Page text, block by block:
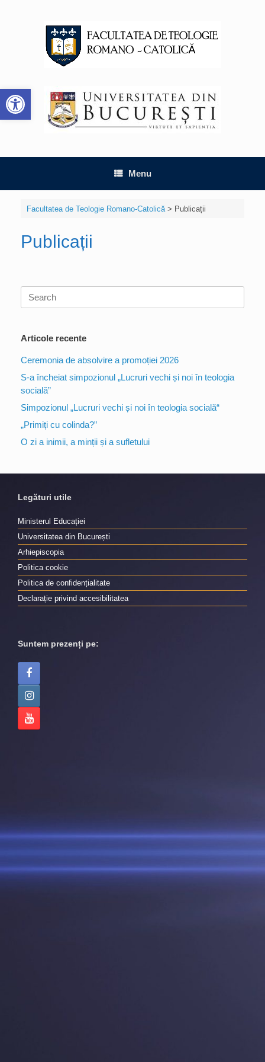
Deschide bara de unelte
Menu
Facultatea de Teologie Romano-Catolică> Publicații
Publicații
Search
for:
Articole recente
Ceremonia de absolvire a promoției 2026
S-a încheiat simpozionul „Lucruri vechi și noi în teologia
socială”
Simpozionul „Lucruri vechi și noi în teologia socială“
„Primiți cu colinda?”
O zi a inimii, a minții și a sufletului
Legături utile
Ministerul Educației
Universitatea din București
Arhiepiscopia
Politica cookie
Politica de confidențialitate
Declarație privind accesibilitatea
Suntem prezenți pe: